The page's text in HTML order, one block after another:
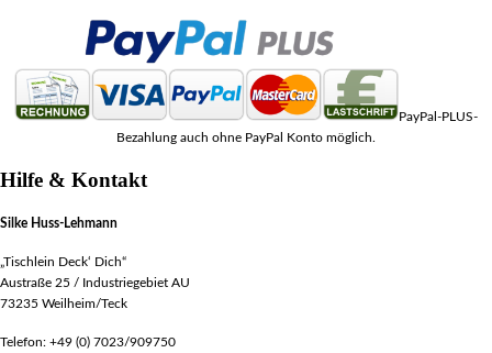
PayPal-PLUS-
Bezahlung auch ohne PayPal Konto möglich.
Hilfe & Kontakt
Silke Huss-Lehmann
„Tischlein Deck‘ Dich“
Austraße 25 / Industriegebiet AU
73235 Weilheim/Teck
Telefon: +49 (0) 7023/909750